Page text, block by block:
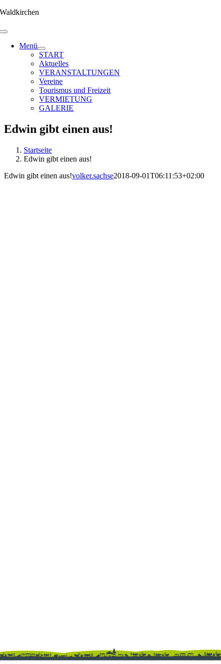
Zum
springen
Waldkirchen
Menü
START
Aktuelles
VERANSTALTUNGEN
Vereine
Tourismus und Freizeit
VERMIETUNG
GALERIE
Edwin gibt einen aus!
Startseite
Edwin gibt einen aus!
Edwin gibt einen aus!volker.sachse2018-09-01T06:11:53+02:00